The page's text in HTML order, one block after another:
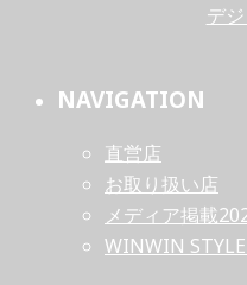
デ
NAVIGATION
直営店
お取り扱い店
メディア掲載
WINWIN STYLE